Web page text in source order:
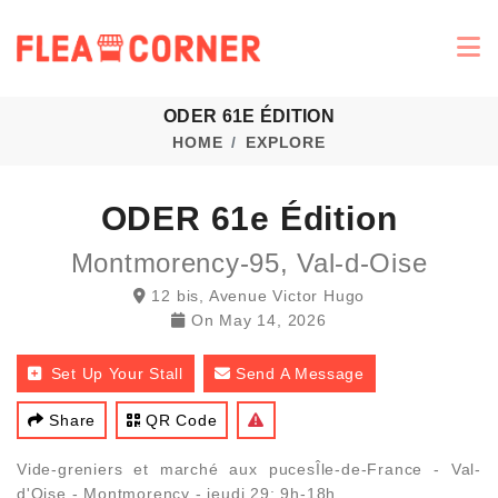
ODER 61E ÉDITION
HOME EXPLORE
ODER 61e Édition
Montmorency-95, Val-d-Oise
12 bis, Avenue Victor Hugo
On May 14, 2026
Set Up Your Stall Send A Message
Share QR Code
Vide-greniers et marché aux pucesÎle-de-France - Val-
d'Oise - Montmorency - jeudi 29: 9h-18h